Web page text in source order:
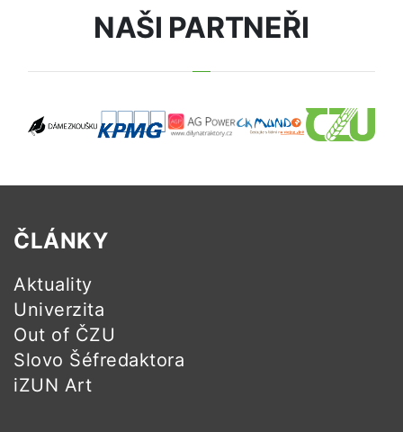
NAŠI PARTNEŘI
ČLÁNKY
Aktuality
Univerzita
Out of ČZU
Slovo Šéfredaktora
iZUN Art